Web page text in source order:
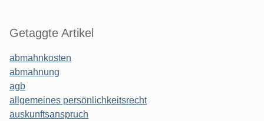
Getaggte Artikel
abmahnkosten
abmahnung
agb
allgemeines persönlichkeitsrecht
auskunftsanspruch